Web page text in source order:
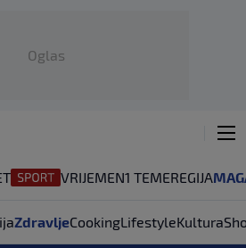
Oglas
VRIJEMEN1 TEMEREGIJA
ZdravljeCookingLifestyleKultura